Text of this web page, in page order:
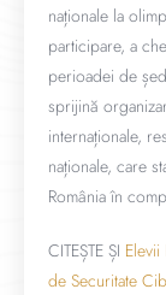
naționale la
participare, a
perioadei de
sprijină
internaționale,
naționale, care
România în
CITEȘTE ȘI
de Securitate